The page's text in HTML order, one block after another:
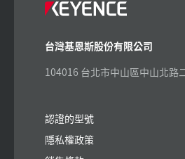
台灣基恩斯股份有限公司
104016 台北市中山區中山北路
認證的型號
隱私權政策